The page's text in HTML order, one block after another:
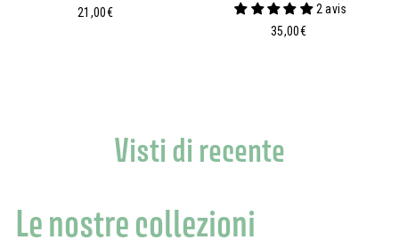
21,00€2
2 avis
35,00€3
Visti di recente
Le nostre collezioni